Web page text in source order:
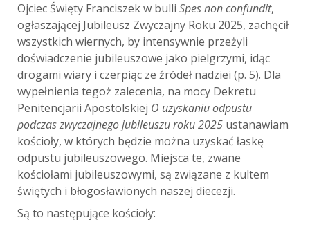
Ojciec Święty Franciszek w bulli Spes non confundit,
ogłaszającej Jubileusz Zwyczajny Roku 2025, zachęcił
wszystkich wiernych, by intensywnie przeżyli
doświadczenie jubileuszowe jako pielgrzymi, idąc
drogami wiary i czerpiąc ze źródeł nadziei (p. 5). Dla
wypełnienia tegoż zalecenia, na mocy Dekretu
Penitencjarii Apostolskiej O uzyskaniu odpustu
podczas zwyczajnego jubileuszu roku 2025 ustanawiam
kościoły, w których będzie można uzyskać łaskę
odpustu jubileuszowego. Miejsca te, zwane
kościołami jubileuszowymi, są związane z kultem
świętych i błogosławionych naszej diecezji.
Są to następujące kościoły: